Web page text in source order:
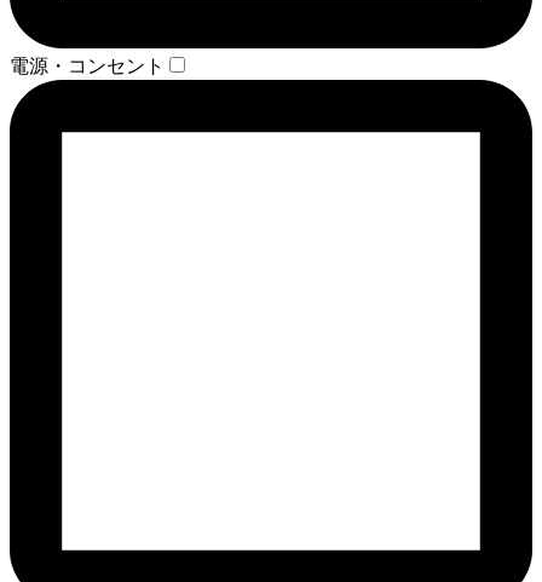
電源・コンセント